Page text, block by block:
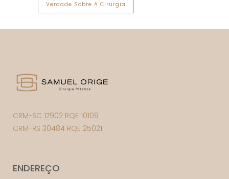
Verdade Sobre A Cirurgia
CRM-SC 17902 RQE 10109
CRM-RS 30484 RQE 25021
ENDEREÇO